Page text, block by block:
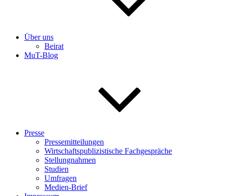
Über uns
Beirat
MuT-Blog
Presse
Pressemitteilungen
Wirtschaftspublizistische Fachgespräche
Stellungnahmen
Studien
Umfragen
Medien-Brief